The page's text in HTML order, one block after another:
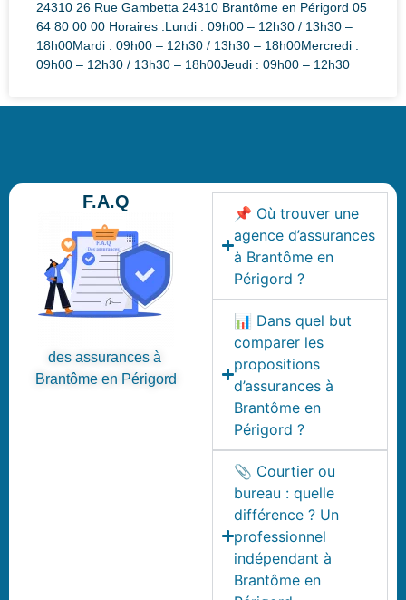
24310 26 Rue Gambetta 24310 Brantôme en Périgord 05
64 80 00 00 Horaires :Lundi : 09h00 – 12h30 / 13h30 –
18h00Mardi : 09h00 – 12h30 / 13h30 – 18h00Mercredi :
09h00 – 12h30 / 13h30 – 18h00Jeudi : 09h00 – 12h30
F.A.Q
des assurances à
Brantôme en Périgord
📌 Où trouver une
agence d’assurances
à Brantôme en
Périgord ?
📊 Dans quel but
comparer les
propositions
d’assurances à
Brantôme en
Périgord ?
📎 Courtier ou
bureau : quelle
différence ? Un
professionnel
indépendant à
Brantôme en